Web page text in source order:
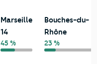
Marseille
14
45 %
Bouches-du-
Rhône
23 %